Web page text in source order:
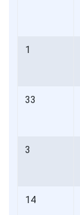
1
33
3
14